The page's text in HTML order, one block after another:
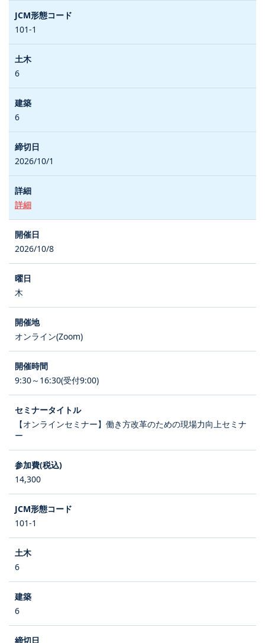
101-1
6
6
2026/10/1
詳細
2026/10/8
木
オンライン(Zoom)
9:30～16:30(受付9:00)
【オンラインセミナー】働き方改革のための現場力向上セミナ
ー
14,300
101-1
6
6